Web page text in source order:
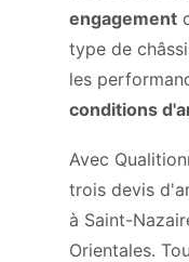
engagement
type de
les
conditions
Avec
trois devis
à Saint-
Orientales.